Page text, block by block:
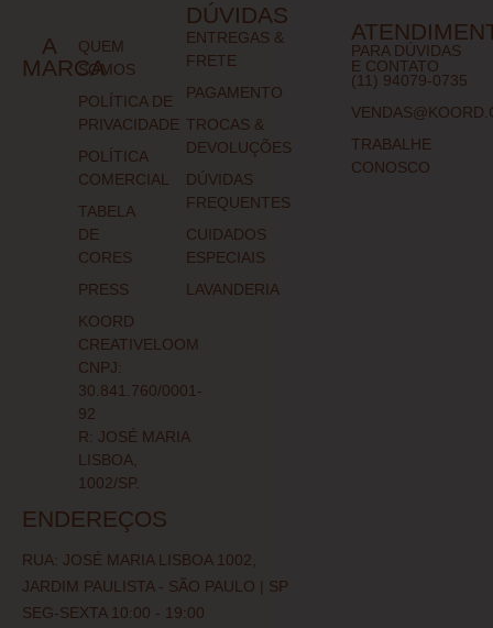
A
MARCA
QUEM
SOMOS
POLÍTICA DE
PRIVACIDADE
POLÍTICA
COMERCIAL
TABELA
DE
CORES
PRESS
KOORD
CREATIVELOOM
CNPJ:
30.841.760/0001-
92
R: JOSÉ MARIA
LISBOA,
1002/SP.
DÚVIDAS
ENTREGAS &
FRETE
PAGAMENTO
TROCAS &
DEVOLUÇÕES
DÚVIDAS
FREQUENTES
CUIDADOS
ESPECIAIS
LAVANDERIA
PARA DÚVIDAS
E CONTATO
(11) 94079-0735
TRABALHE
CONOSCO
ENDEREÇOS
RUA: JOSÉ MARIA LISBOA 1002,
JARDIM PAULISTA - SÃO PAULO | SP
SEG-SEXTA 10:00 - 19:00